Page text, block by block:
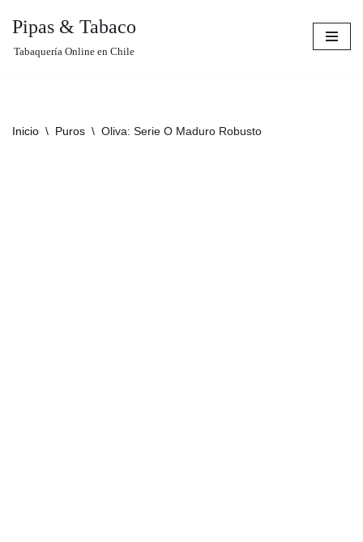
Pipas & Tabaco
Tabaquería Online en Chile
Inicio \ Puros \ Oliva: Serie O Maduro Robusto